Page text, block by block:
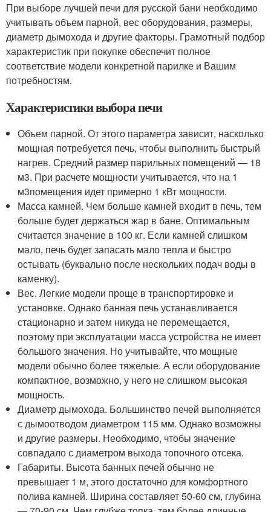
При выборе лучшей печи для русской бани необходимо
учитывать объем парной, вес оборудования, размеры,
диаметр дымохода и другие факторы. Грамотный подбор
характеристик при покупке обеспечит полное
соответствие модели конкретной парилке и Вашим
потребностям.
Характеристики выбора печи
Объем парной. От этого параметра зависит, насколько
мощная потребуется печь, чтобы выполнить быстрый
нагрев. Средний размер парильных помещений — 18
м3. При расчете мощности учитывается, что на 1
м3помещения идет примерно 1 кВт мощности.
Масса камней. Чем больше камней входит в печь, тем
больше будет держаться жар в бане. Оптимальным
считается значение в 100 кг. Если камней слишком
мало, печь будет запасать мало тепла и быстро
остывать (буквально после нескольких подач воды в
каменку).
Вес. Легкие модели проще в транспортировке и
установке. Однако банная печь устанавливается
стационарно и затем никуда не перемещается,
поэтому при эксплуатации масса устройства не имеет
большого значения. Но учитывайте, что мощные
модели обычно более тяжелые. А если оборудование
компактное, возможно, у него не слишком высокая
мощность.
Диаметр дымохода. Большинство печей выполняется
с дымоотводом диаметром 115 мм. Однако возможны
и другие размеры. Необходимо, чтобы значение
совпадало с диаметром выхода топочного отсека.
Габариты. Высота банных печей обычно не
превышает 1 м, этого достаточно для комфортного
полива камней. Ширина составляет 50-60 см, глубина